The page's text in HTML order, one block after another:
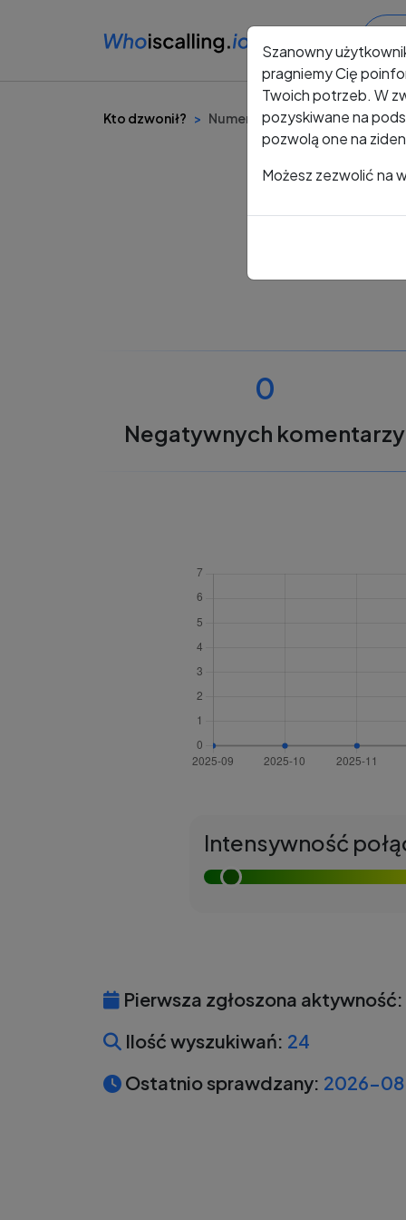
Kto dzwonił? Numer +48 544 144 384
0
Negatywnych komentarzy
Intensywność
Pierwsza zgłoszona aktywność:
Ilość wyszukiwań: 24
Ostatnio sprawdzany: 2026-
Szanowny
pragniemy Cię
Twoich potrzeb. W
pozyskiwane na
pozwolą one na
Możesz zezwolić na